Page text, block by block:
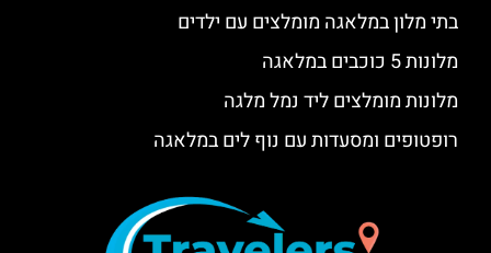
בתי מלון במלאגה מומלצים עם ילדים
מלונות 5 כוכבים במלאגה
מלונות מומלצים ליד נמל מלגה
רופטופים ומסעדות עם נוף לים במלאגה